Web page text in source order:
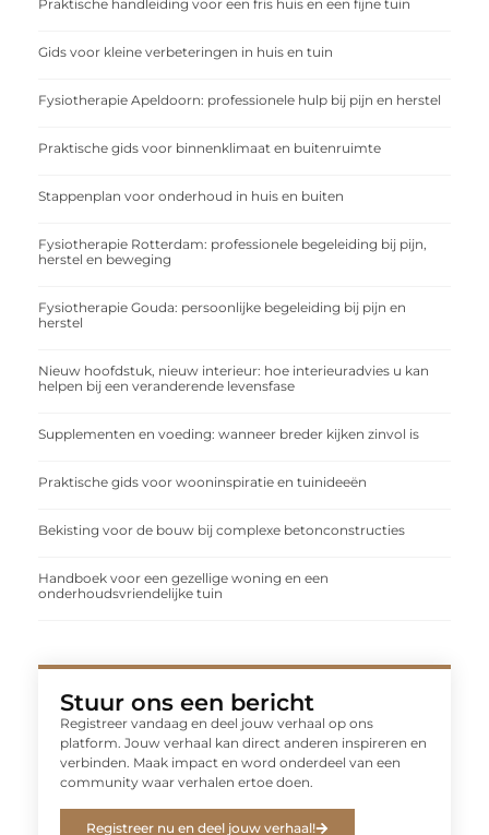
Praktische handleiding voor een fris huis en een fijne tuin
Gids voor kleine verbeteringen in huis en tuin
Fysiotherapie Apeldoorn: professionele hulp bij pijn en herstel
Praktische gids voor binnenklimaat en buitenruimte
Stappenplan voor onderhoud in huis en buiten
Fysiotherapie Rotterdam: professionele begeleiding bij pijn,
herstel en beweging
Fysiotherapie Gouda: persoonlijke begeleiding bij pijn en
herstel
Nieuw hoofdstuk, nieuw interieur: hoe interieuradvies u kan
helpen bij een veranderende levensfase
Supplementen en voeding: wanneer breder kijken zinvol is
Praktische gids voor wooninspiratie en tuinideeën
Bekisting voor de bouw bij complexe betonconstructies
Handboek voor een gezellige woning en een
onderhoudsvriendelijke tuin
Stuur ons een bericht
Registreer vandaag en deel jouw verhaal op ons
platform. Jouw verhaal kan direct anderen inspireren en
verbinden. Maak impact en word onderdeel van een
community waar verhalen ertoe doen.
Registreer nu en deel jouw verhaal!